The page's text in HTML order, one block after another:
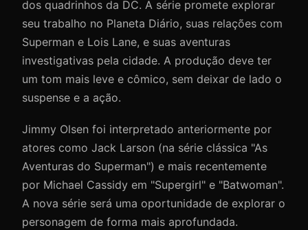
dos quadrinhos da DC. A série promete explorar
seu trabalho no Planeta Diário, suas relações com
Superman e Lois Lane, e suas aventuras
investigativas pela cidade. A produção deve ter
um tom mais leve e cômico, sem deixar de lado o
suspense e a ação.
Jimmy Olsen foi interpretado anteriormente por
atores como Jack Larson (na série clássica "As
Aventuras do Superman") e mais recentemente
por Michael Cassidy em "Supergirl" e "Batwoman".
A nova série será uma oportunidade de explorar o
personagem de forma mais aprofundada.